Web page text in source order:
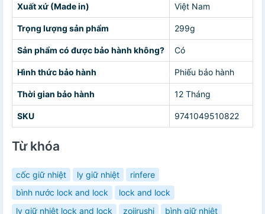
Xuất xứ (Made in) Việt Nam
Trọng lượng sản phẩm 299g
Sản phẩm có được bảo hành không? Có
Hình thức bảo hành Phiếu bảo hành
Thời gian bảo hành 12 Tháng
SKU 9741049510822
Từ khóa
cốc giữ nhiệt ly giữ nhiệt
rinfere
bình nước lock and lock
lock and lock
ly giữ nhiệt lock and lock
zojirushi
bình giữ nhiệt